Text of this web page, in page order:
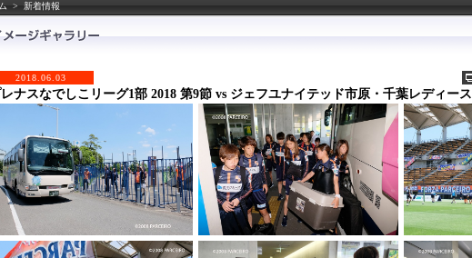
> 新着情報
2018.06.03
ナスなでしこリーグ1部 2018 第9節 vs ジェフユナイテッド市原・千葉レディース